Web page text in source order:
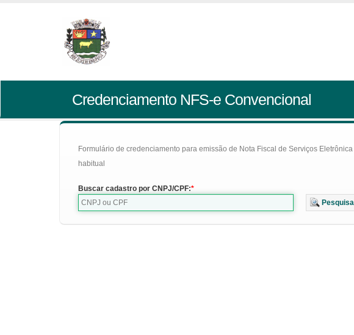
Credenciamento NFS-e Convencional
Formulário de credenciamento para emissão de Nota Fiscal de Serviços
habitual
Buscar cadastro por CNPJ/CPF: